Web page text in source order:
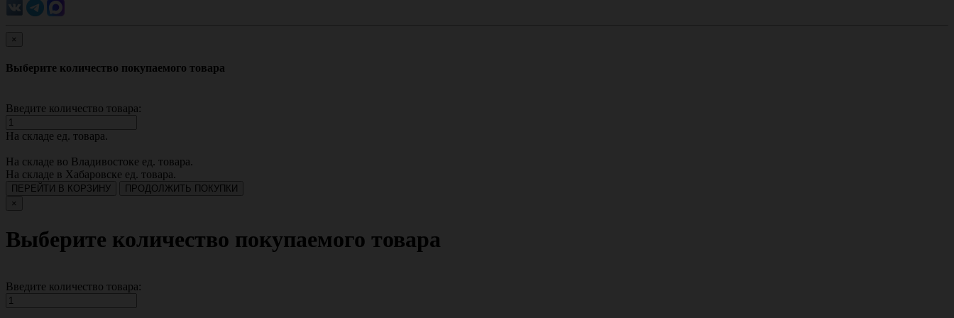
×
Выберите количество покупаемого товара
Введите количество товара:
На складе ед. товара.
На складе во Владивостоке ед. товара.
На складе в Хабаровске ед. товара.
ПЕРЕЙТИ В КОРЗИНУ
ПРОДОЛЖИТЬ ПОКУПКИ
×
Выберите количество покупаемого товара
Введите количество товара: